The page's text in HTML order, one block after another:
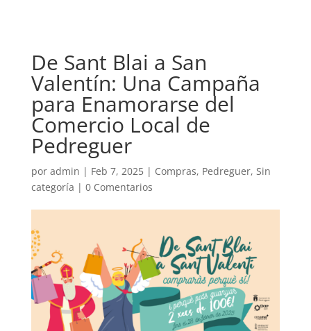
De Sant Blai a San
Valentín: Una Campaña
para Enamorarse del
Comercio Local de
Pedreguer
por admin | Feb 7, 2025| Compras, Pedreguer, Sin
categoría | 0 Comentarios